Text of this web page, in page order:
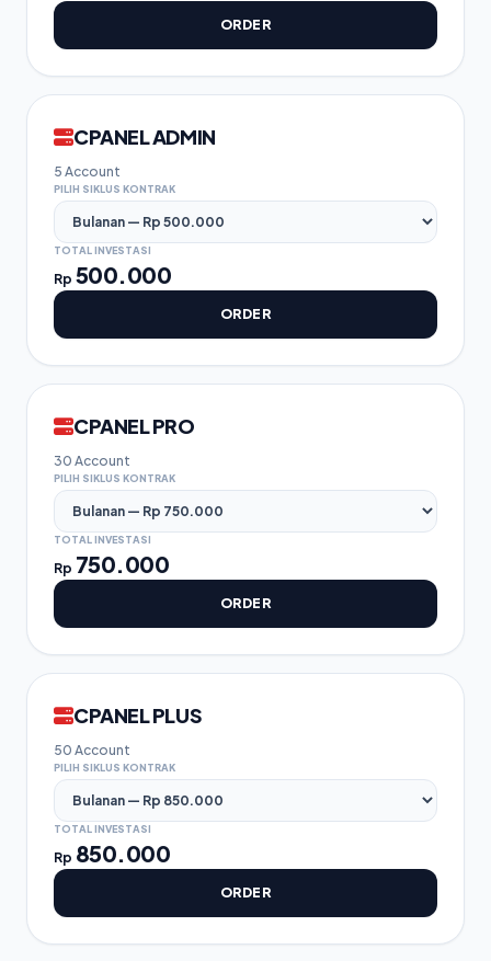
ORDER
CPANEL ADMIN
5 Account
PILIH SIKLUS KONTRAK
TOTAL INVESTASI
Rp 500.000
ORDER
CPANEL PRO
30 Account
PILIH SIKLUS KONTRAK
TOTAL INVESTASI
Rp 750.000
ORDER
CPANEL PLUS
50 Account
PILIH SIKLUS KONTRAK
TOTAL INVESTASI
Rp 850.000
ORDER